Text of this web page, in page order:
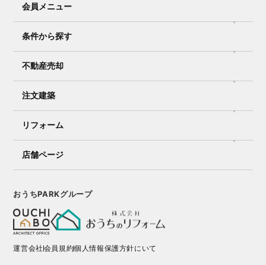
会員メニュー
条件から探す
不動産売却
注文建築
リフォーム
店舗ページ
おうちPARKグループ
運営会社会員規約個人情報保護方針にいて